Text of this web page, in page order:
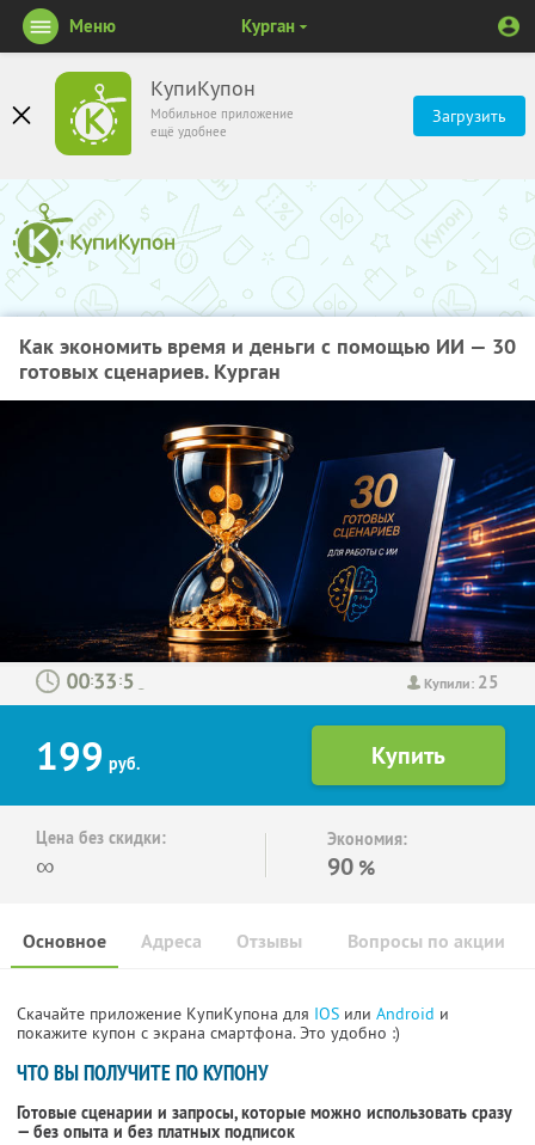
КупиКупон
Мобильное приложение
ещё удобнее
Загрузить
Меню Курган
Как экономить время и деньги с помощью ИИ — 30
готовых сценариев. Курган
Купили: 25
: :
199 руб.
Цена без скидки:
∞
Экономия:
90 %
Основное Отзывы Вопросы по акции
Адреса
Скачайте приложение КупиКупона для IOS или Android и
покажите купон с экрана смартфона. Это удобно :)
ЧТО ВЫ ПОЛУЧИТЕ ПО КУПОНУ
Готовые сценарии и запросы, которые можно использовать сразу
— без опыта и без платных подписок